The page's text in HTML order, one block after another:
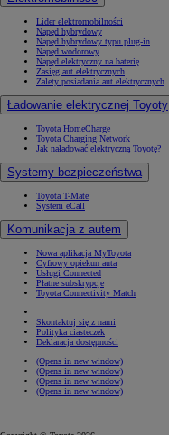
Lider elektromobilności
Napęd hybrydowy
Napęd hybrydowy typu plug-in
Napęd wodorowy
Napęd elektryczny na baterię
Zasięg aut elektrycznych
Zalety posiadania aut elektrycznych
Ładowanie elektrycznej Toyoty
Toyota HomeCharge
Toyota Charging Network
Jak naładować elektryczną Toyotę?
Systemy bezpieczeństwa
Toyota T-Mate
System eCall
Komunikacja z autem
Nowa aplikacja MyToyota
Cyfrowy opiekun auta
Usługi Connected
Płatne subskrypcje
Toyota Connectivity Match
Skontaktuj się z nami
Polityka ciasteczek
Deklaracja dostępności
(Opens in new window)
(Opens in new window)
(Opens in new window)
(Opens in new window)